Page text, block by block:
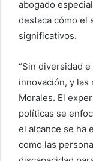
abogado
destaca cómo el
significativos.
“Sin diversidad
innovación, y las
Morales. El
políticas se
el alcance se ha
como las